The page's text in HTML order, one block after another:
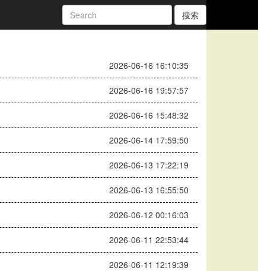
搜索
2026-06-16 16:10:35
2026-06-16 19:57:57
2026-06-16 15:48:32
2026-06-14 17:59:50
2026-06-13 17:22:19
2026-06-13 16:55:50
2026-06-12 00:16:03
2026-06-11 22:53:44
2026-06-11 12:19:39